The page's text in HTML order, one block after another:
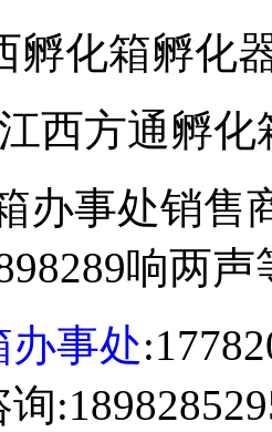
孵化箱孵化
西方通孵化
办事处销售
响两
办事处